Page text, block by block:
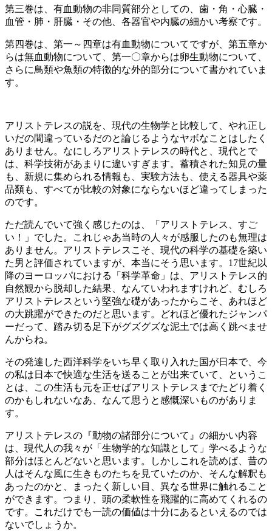
第三巻は、有血動物の非同質部分としての、歯・角・心臓・
血管・肺・肝臓・その他、各器官や内臓の細かい考察です。
第四巻は、第一～四章は有血動物についてですが、第五章か
らは無血動物について、第一〇章からは卵生動物について、
さらに鳥類や魚類の特徴的な外的部分について書かれていま
す。
アリストテレスの説を、現代の生物学と比較して、やれ正し
いだの間違っているだのと論じるようなヤボなことはしたく
ありません。なにしろアリストテレスの時代と、現代とで
は、科学技術があまりに違いすぎます。蓄積された知見の量
も、新規に集められる情報も、実験方法も、使える器具や薬
品類も、すべてが比較の対象にならないほど違ってしまった
のです。
ただ読んでいて強く感じたのは、「アリストテレス、すご
い！」でした。これじゃあ当時の人々が感服したのも無理は
ありません。アリストテレスこそ、現代の科学の基礎を築い
た男と評価されていますが、本当にそう思います。17世紀以
降のヨーロッパにおける「科学革命」は、アリストテレス的
自然観から脱却した結果、なんていわれますけれど、むしろ
アリストテレスという堅強な礎があったからこそ、あれほど
の大跳躍ができたのだと思います。どれほど優れたジャンパ
ーだって、踏み切る足下がグズグズな泥土では高く跳べませ
んからね。
その発達した西洋科学をいち早く取り入れた国が日本で、今
の私は日本で快適な生活を送ることが出来ていて、というこ
とは、この生活も元を正せばアリストテレスまでたどり着く
のかもしれないなあ、なんて思うと感慨深いものがありま
す。
アリストテレスの『動物の諸部分について』の細かい内容
は、現代人の我々が「生物学的な知識として」学べるような
部分はほとんどないと思います。しかしこれを読めば、昔の
人はそんな風に生きものたちを見ていたのか、そんな解釈も
あったのかと、まったく新しい目、異なる世界に触れること
ができます。つまり、頭の柔軟性を飛躍的に高めてくれるの
です。これだけでも一読の価値は十分にあるといえるのでは
ないでしょうか。